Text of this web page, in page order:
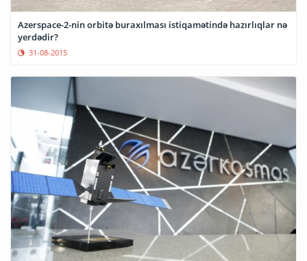
Azerspace-2-nin orbitə buraxılması istiqamətində hazırlıqlar nə
yerdədir?
31-08-2015